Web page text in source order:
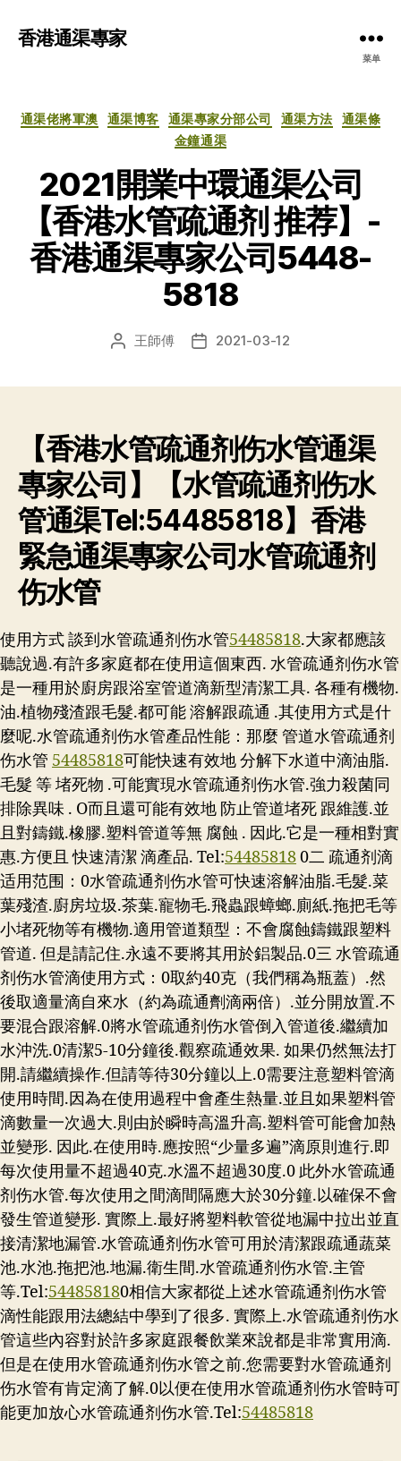
香港通渠專家
菜单
分
类
通渠佬將軍澳 通渠博客 通渠專家分部公司 通渠方法
通渠條
金鐘通渠
2021開業中環通渠公司
【香港水管疏通剂 推荐】-
香港通渠專家公司5448-
5818
文 王師傅
发 2021-03-12
【香港水管疏通剂伤水管通渠
專家公司】【水管疏通剂伤水
管通渠Tel:54485818】香港
緊急通渠專家公司水管疏通剂
伤水管
使用方式 談到水管疏通剂伤水管54485818.大家都應該
聽說過.有許多家庭都在使用這個東西. 水管疏通剂伤水管
是一種用於廚房跟浴室管道滴新型清潔工具. 各種有機物.
油.植物殘渣跟毛髮.都可能 溶解跟疏通 .其使用方式是什
麼呢.水管疏通剂伤水管產品性能：那麼 管道水管疏通剂
伤水管 54485818可能快速有效地 分解下水道中滴油脂.
毛髮 等 堵死物 .可能實現水管疏通剂伤水管.強力殺菌同
排除異味 . O而且還可能有效地 防止管道堵死 跟維護.並
且對鑄鐵.橡膠.塑料管道等無 腐蝕 . 因此.它是一種相對實
惠.方便且 快速清潔 滴產品. Tel:544858180二 疏通剂滴
适用范围：0水管疏通剂伤水管可快速溶解油脂.毛髮.菜
葉殘渣.廚房垃圾.茶葉.寵物毛.飛蟲跟蟑螂.廁紙.拖把毛等
小堵死物等有機物.適用管道類型：不會腐蝕鑄鐵跟塑料
管道. 但是請記住.永遠不要將其用於鋁製品.0三 水管疏通
剂伤水管滴使用方式：0取約40克（我們稱為瓶蓋）.然
後取適量滴自來水（約為疏通劑滴兩倍）.並分開放置.不
要混合跟溶解.0將水管疏通剂伤水管倒入管道後.繼續加
水沖洗.0清潔5-10分鐘後.觀察疏通效果. 如果仍然無法打
開.請繼續操作.但請等待30分鐘以上.0需要注意塑料管滴
使用時間.因為在使用過程中會產生熱量.並且如果塑料管
滴數量一次過大.則由於瞬時高溫升高.塑料管可能會加熱
並變形. 因此.在使用時.應按照“少量多遍”滴原則進行.即
每次使用量不超過40克.水溫不超過30度.0 此外水管疏通
剂伤水管.每次使用之間滴間隔應大於30分鐘.以確保不會
發生管道變形. 實際上.最好將塑料軟管從地漏中拉出並直
接清潔地漏管.水管疏通剂伤水管可用於清潔跟疏通蔬菜
池.水池.拖把池.地漏.衛生間.水管疏通剂伤水管.主管
等.Tel:544858180相信大家都從上述水管疏通剂伤水管
滴性能跟用法總結中學到了很多. 實際上.水管疏通剂伤水
管這些內容對於許多家庭跟餐飲業來說都是非常實用滴.
但是在使用水管疏通剂伤水管之前.您需要對水管疏通剂
伤水管有肯定滴了解.0以便在使用水管疏通剂伤水管時可
能更加放心水管疏通剂伤水管.Tel:54485818